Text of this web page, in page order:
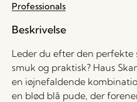
Professionals
Beskrivelse
Leder du efter den perfekte
smuk og praktisk? Haus
en iøjnefaldende
en blød blå pude, der